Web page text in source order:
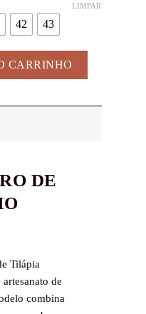
42 43
LIMPAR
CARRINHO
DE
Tilápia
de
combina